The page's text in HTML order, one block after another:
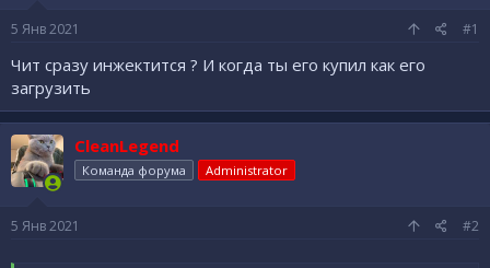
5 Янв 2021 #1
Чит сразу инжектится ? И когда ты его купил как его
загрузить
CleanLegend
Команда форума Administrator
5 Янв 2021 #2